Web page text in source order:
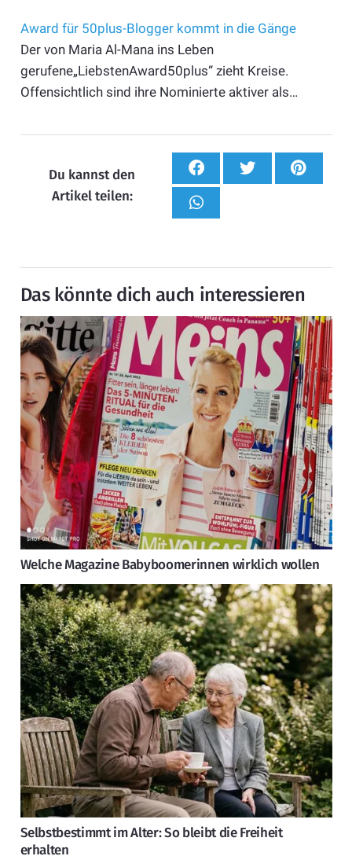
Award für 50plus-Blogger kommt in die Gänge
Der von Maria Al-Mana ins Leben
gerufene„LiebstenAward50plus“ zieht Kreise.
Offensichtlich sind ihre Nominierte aktiver als…
Du kannst den
Artikel teilen:
Das könnte dich auch interessieren
Welche Magazine Babyboomerinnen wirklich wollen
Selbstbestimmt im Alter: So bleibt die Freiheit
erhalten